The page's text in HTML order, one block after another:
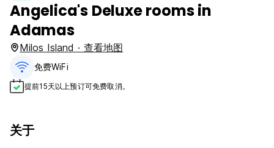
Angelica's Deluxe rooms in
Adamas
Milos Island · 查看地图
免费WiFi
提前15天以上预订可免费取消。
关于